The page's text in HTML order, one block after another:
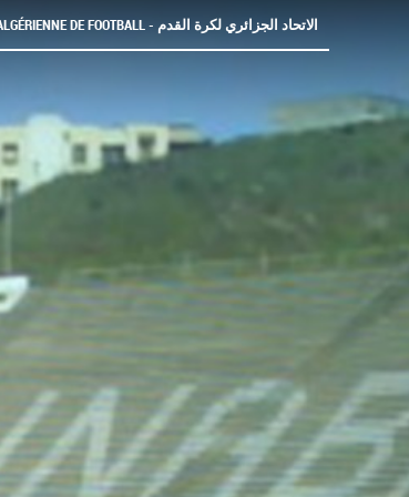
FÉDÉRATION ALGÉRIENNE DE FOOTBALL - الاتحاد الجزائري لكرة القدم